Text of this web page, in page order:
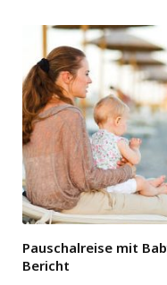
Pauschalreise mit
Bericht